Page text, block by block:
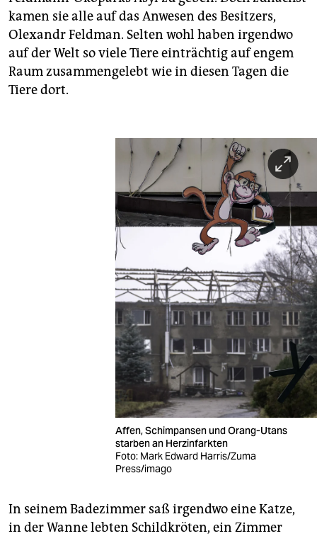
kamen sie alle auf das Anwesen des Besitzers,
Olexandr Feldman. Selten wohl haben irgendwo
auf der Welt so viele Tiere einträchtig auf engem
Raum zusammengelebt wie in diesen Tagen die
Tiere dort.
Affen, Schimpansen und Orang-Utans
starben an Herzinfarkten
Foto: Mark Edward Harris/Zuma
Press/imago
In seinem Badezimmer saß irgendwo eine Katze,
in der Wanne lebten Schildkröten, ein Zimmer